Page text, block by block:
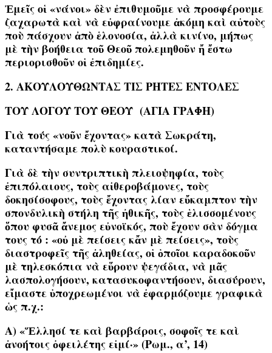
Ἐμεῖς οἱ «νάνοι» δὲν ἐπιθυμοῦμε νὰ προσφέρουμε
ζαχαρωτὰ καὶ νὰ εὐφραίνουμε ἀκόμη καὶ αὐτοὺς
ποὺ πάσχουν ἀπὸ ἑλονοσία, ἀλλὰ κινίνο, μήπως
μὲ τὴν βοήθεια τοῦ Θεοῦ πολεμηθοῦν ἤ ἔστω
περιορισθοῦν οἱ ἐπιδημίες.
2. ΑΚΟΥΛΟΥΘΩΝΤΑΣ ΤΙΣ ΡΗΤΕΣ ΕΝΤΟΛΕΣ
ΤΟΥ ΛΟΓΟΥ ΤΟΥ ΘΕΟΥ (ΑΓΙΑ ΓΡΑΦΗ)
Γιὰ τούς «νοῦν ἔχοντας» κατὰ Σωκράτη,
καταντήσαμε πολὺ κουραστικοί.
Γιὰ δὲ τὴν συντριπτικὴ πλειοψηφία, τοὺς
ἐπιπόλαιους, τοὺς αἰθεροβάμονες, τοὺς
δοκησίσοφους, τοὺς ἔχοντας λίαν εὔκαμπτον τὴν
σπονδυλικὴ στήλη τῆς ἠθικῆς, τοὺς ἑλισσομένους
ὅπου φυσᾶ ἄνεμος εὐνοϊκός, ποὺ ἔχουν σὰν δόγμα
τους τό : «οὐ μὲ πείσεις κἄν μὲ πείσεις», τοὺς
διαστροφεῖς τῆς ἀληθείας, οἱ ὁποῖοι καραδοκοῦν
μὲ τηλεσκόπια νὰ εὕρουν ψεγάδια, νὰ μᾶς
λασπολογήσουν, κατασυκοφαντήσουν, διασύρουν,
εἴμαστε ὑποχρεωμένοι νὰ ἐφαρμόζουμε γραφικὰ
ὡς π.χ.:
Α) «Ἕλλησί τε καὶ βαρβάροις, σοφοῖς τε καὶ
ἀνοήτοις ὀφειλέτης εἰμί·» (Ρωμ., α’, 14)